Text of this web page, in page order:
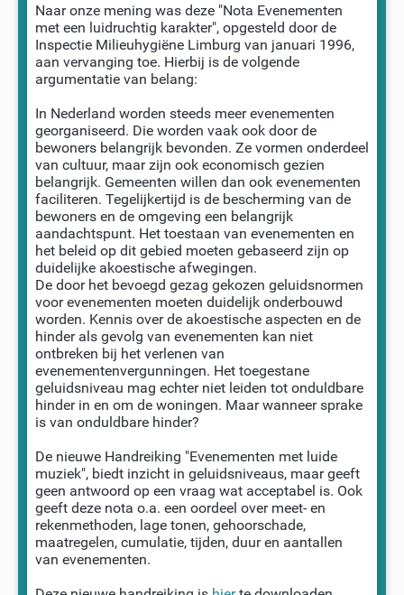
Naar onze mening was deze "Nota Evenementen
met een luidruchtig karakter", opgesteld door de
Inspectie Milieuhygiëne Limburg van januari 1996,
aan vervanging toe. Hierbij is de volgende
argumentatie van belang:
In Nederland worden steeds meer evenementen
georganiseerd. Die worden vaak ook door de
bewoners belangrijk bevonden. Ze vormen onderdeel
van cultuur, maar zijn ook economisch gezien
belangrijk. Gemeenten willen dan ook evenementen
faciliteren. Tegelijkertijd is de bescherming van de
bewoners en de omgeving een belangrijk
aandachtspunt. Het toestaan van evenementen en
het beleid op dit gebied moeten gebaseerd zijn op
duidelijke akoestische afwegingen.
De door het bevoegd gezag gekozen geluidsnormen
voor evenementen moeten duidelijk onderbouwd
worden. Kennis over de akoestische aspecten en de
hinder als gevolg van evenementen kan niet
ontbreken bij het verlenen van
evenementenvergunningen. Het toegestane
geluidsniveau mag echter niet leiden tot onduldbare
hinder in en om de woningen. Maar wanneer sprake
is van onduldbare hinder?
De nieuwe Handreiking "Evenementen met luide
muziek", biedt inzicht in geluidsniveaus, maar geeft
geen antwoord op een vraag wat acceptabel is. Ook
geeft deze nota o.a. een oordeel over meet- en
rekenmethoden, lage tonen, gehoorschade,
maatregelen, cumulatie, tijden, duur en aantallen
van evenementen.